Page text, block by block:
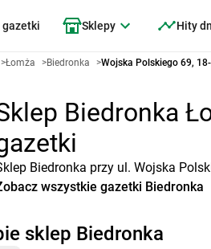
gazetki Sklepy Hity
>Łomża >Biedronka >Wojska Polskiego 69,
Biedronka
Biedronka przy ul. Wojska
wszystkie gazetki Biedronka
sklep Biedronka